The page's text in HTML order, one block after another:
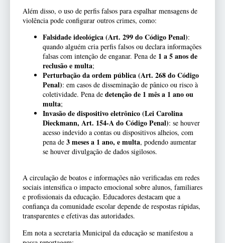
Além disso, o uso de perfis falsos para espalhar mensagens de
violência pode configurar outros crimes, como:
Falsidade ideológica (Art. 299 do Código Penal):
quando alguém cria perfis falsos ou declara informações
falsas com intenção de enganar. Pena de 1 a 5 anos de
reclusão e multa;
Perturbação da ordem pública (Art. 268 do Código
Penal): em casos de disseminação de pânico ou risco à
coletividade. Pena de detenção de 1 mês a 1 ano ou
multa;
Invasão de dispositivo eletrônico (Lei Carolina
Dieckmann, Art. 154-A do Código Penal): se houver
acesso indevido a contas ou dispositivos alheios, com
pena de 3 meses a 1 ano, e multa, podendo aumentar
se houver divulgação de dados sigilosos.
A circulação de boatos e informações não verificadas em redes
sociais intensifica o impacto emocional sobre alunos, familiares
e profissionais da educação. Educadores destacam que a
confiança da comunidade escolar depende de respostas rápidas,
transparentes e efetivas das autoridades.
Em nota a secretaria Municipal da educação se manifestou a